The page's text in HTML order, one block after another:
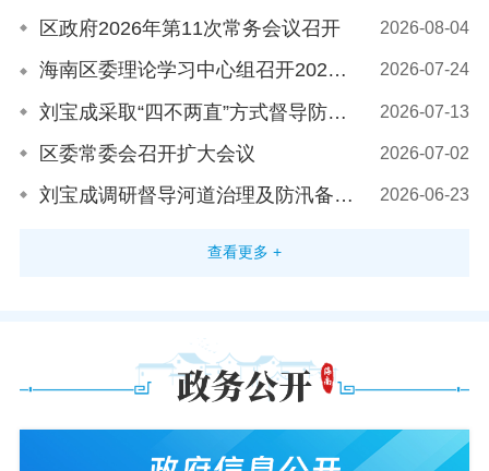
区政府2026年第11次常务会议召开 2026-08-04
海南区委理论学习中心组召开2026年第10次集体学习（扩大）会议 2026-07-24
刘宝成采取“四不两直”方式督导防汛备汛及值班值守工作 2026-07-13
区委常委会召开扩大会议 2026-07-02
刘宝成调研督导河道治理及防汛备汛工作并开展巡河 2026-06-23
查看更多 +